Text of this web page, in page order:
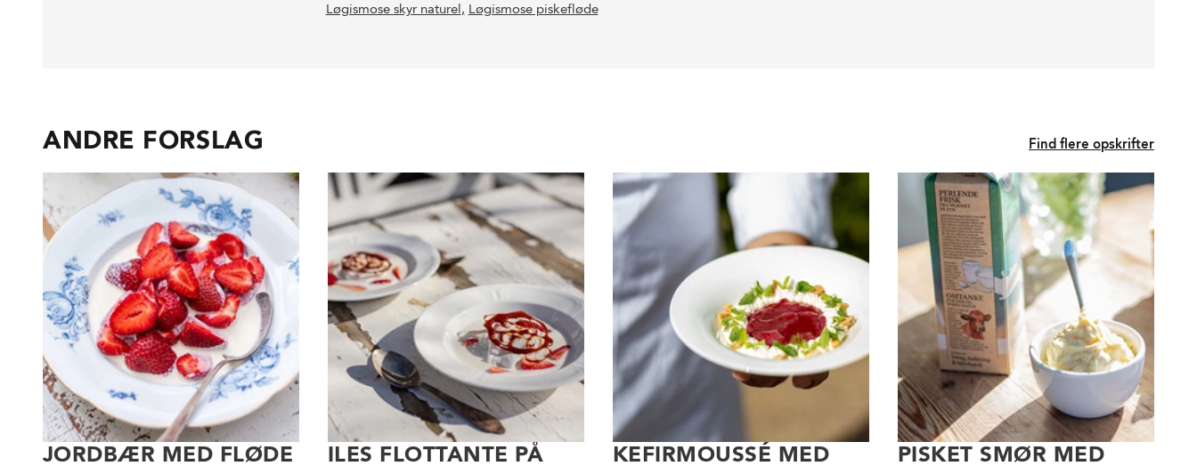
Løgismose skyr naturel , Løgismose piskefløde
ANDRE FORSLAG Find flere opskrifter
JORDBÆR MED FLØDE
ILES FLOTTANTE PÅ
KEFIRMOUSSÉ MED
PISKET SMØR MED